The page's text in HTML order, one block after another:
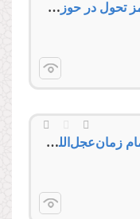
ثبات ارزش‌ها، تحول در روش‌ها؛ رمز تحول در حوزه‌های علمیه
وظایف طلاب، به‌عنوان سربازان امام زمان‌عجل‌الله‌فرجه